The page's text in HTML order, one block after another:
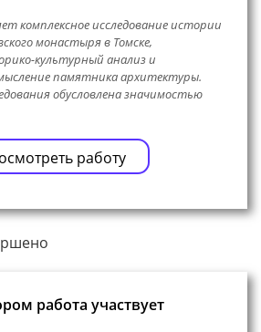
комплексное исследование истории
монастыря в Томске,
культурный анализ и
памятника архитектуры.
обусловлена значимостью
работу
работа участвует